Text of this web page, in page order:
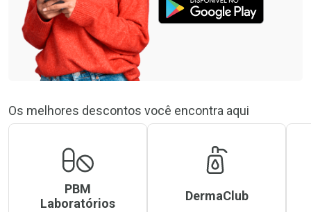
Os melhores descontos você encontra aqui
PBM
Laboratórios
DermaClub